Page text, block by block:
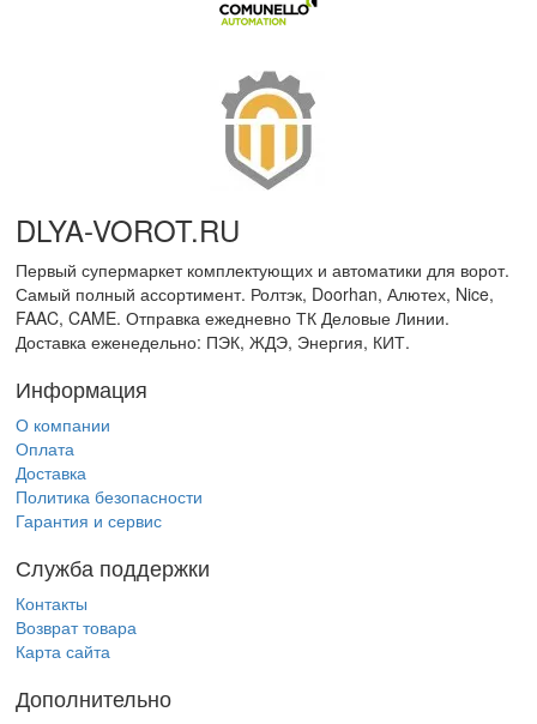
DLYA-VOROT.RU
Первый супермаркет комплектующих и автоматики для ворот.
Самый полный ассортимент. Ролтэк, Doorhan, Алютех, Nice,
FAAC, CAME. Отправка ежедневно ТК Деловые Линии.
Доставка еженедельно: ПЭК, ЖДЭ, Энергия, КИТ.
Информация
О компании
Оплата
Доставка
Политика безопасности
Гарантия и сервис
Служба поддержки
Контакты
Возврат товара
Карта сайта
Дополнительно